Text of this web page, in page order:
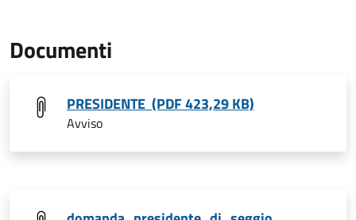
Documenti
PRESIDENTE (PDF 423,29 KB)
Avviso